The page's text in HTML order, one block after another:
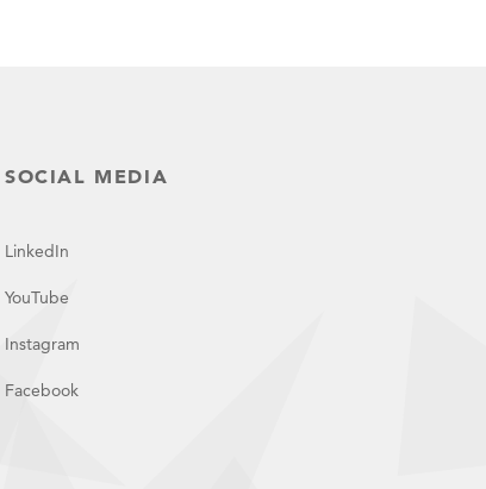
SOCIAL MEDIA
LinkedIn
YouTube
Instagram
Facebook